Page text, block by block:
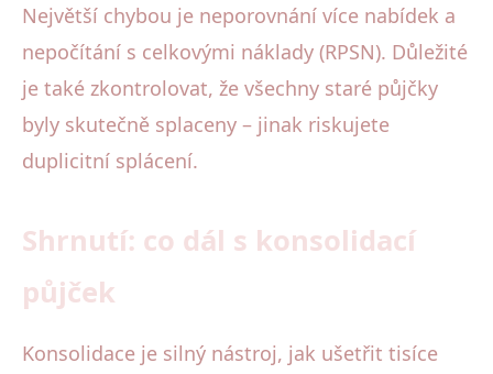
Největší chybou je neporovnání více nabídek a
nepočítání s celkovými náklady (RPSN). Důležité
je také zkontrolovat, že všechny staré půjčky
byly skutečně splaceny – jinak riskujete
duplicitní splácení.
Shrnutí: co dál s konsolidací
půjček
Konsolidace je silný nástroj, jak ušetřit tisíce